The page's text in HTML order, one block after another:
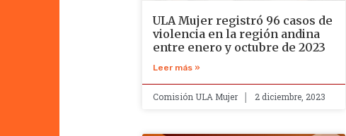
ULA Mujer registró 96 casos de
violencia en la región andina
entre enero y octubre de 2023
Leer más »
Comisión ULA Mujer 2 diciembre, 2023